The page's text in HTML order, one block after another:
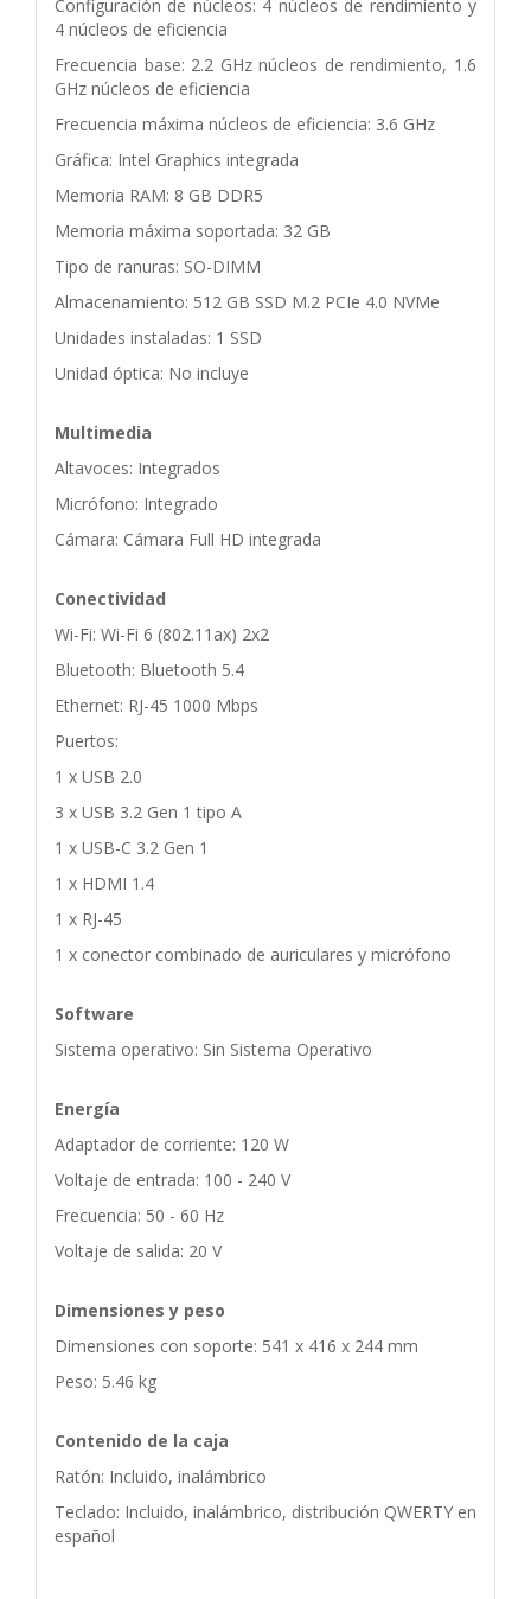
Configuración de núcleos: 4 núcleos de rendimiento y
4 núcleos de eficiencia
Frecuencia base: 2.2 GHz núcleos de rendimiento, 1.6
GHz núcleos de eficiencia
Frecuencia máxima núcleos de eficiencia: 3.6 GHz
Gráfica: Intel Graphics integrada
Memoria RAM: 8 GB DDR5
Memoria máxima soportada: 32 GB
Tipo de ranuras: SO-DIMM
Almacenamiento: 512 GB SSD M.2 PCIe 4.0 NVMe
Unidades instaladas: 1 SSD
Unidad óptica: No incluye
Multimedia
Altavoces: Integrados
Micrófono: Integrado
Cámara: Cámara Full HD integrada
Conectividad
Wi-Fi: Wi-Fi 6 (802.11ax) 2x2
Bluetooth: Bluetooth 5.4
Ethernet: RJ-45 1000 Mbps
Puertos:
1 x USB 2.0
3 x USB 3.2 Gen 1 tipo A
1 x USB-C 3.2 Gen 1
1 x HDMI 1.4
1 x RJ-45
1 x conector combinado de auriculares y micrófono
Software
Sistema operativo: Sin Sistema Operativo
Energía
Adaptador de corriente: 120 W
Voltaje de entrada: 100 - 240 V
Frecuencia: 50 - 60 Hz
Voltaje de salida: 20 V
Dimensiones y peso
Dimensiones con soporte: 541 x 416 x 244 mm
Peso: 5.46 kg
Contenido de la caja
Ratón: Incluido, inalámbrico
Teclado: Incluido, inalámbrico, distribución QWERTY en
español